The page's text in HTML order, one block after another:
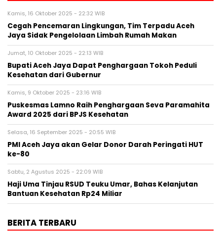
Kamis, 16 Oktober 2025 - 22:32 WIB
Cegah Pencemaran Lingkungan, Tim Terpadu Aceh
Jaya Sidak Pengelolaan Limbah Rumah Makan
Jumat, 10 Oktober 2025 - 22:13 WIB
Bupati Aceh Jaya Dapat Penghargaan Tokoh Peduli
Kesehatan dari Gubernur
Kamis, 9 Oktober 2025 - 23:16 WIB
Puskesmas Lamno Raih Penghargaan Seva Paramahita
Award 2025 dari BPJS Kesehatan
Selasa, 16 September 2025 - 20:55 WIB
PMI Aceh Jaya akan Gelar Donor Darah Peringati HUT
ke-80
Sabtu, 2 Agustus 2025 - 22:09 WIB
Haji Uma Tinjau RSUD Teuku Umar, Bahas Kelanjutan
Bantuan Kesehatan Rp24 Miliar
BERITA TERBARU